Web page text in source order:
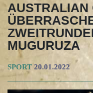
AUSTRALIAN
MUGURUZA
SPORT 20.01.2022